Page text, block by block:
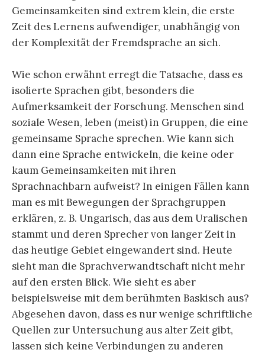
Gemeinsamkeiten sind extrem klein, die erste
Zeit des Lernens aufwendiger, unabhängig von
der Komplexität der Fremdsprache an sich.
Wie schon erwähnt erregt die Tatsache, dass es
isolierte Sprachen gibt, besonders die
Aufmerksamkeit der Forschung. Menschen sind
soziale Wesen, leben (meist) in Gruppen, die eine
gemeinsame Sprache sprechen. Wie kann sich
dann eine Sprache entwickeln, die keine oder
kaum Gemeinsamkeiten mit ihren
Sprachnachbarn aufweist? In einigen Fällen kann
man es mit Bewegungen der Sprachgruppen
erklären, z. B. Ungarisch, das aus dem Uralischen
stammt und deren Sprecher von langer Zeit in
das heutige Gebiet eingewandert sind. Heute
sieht man die Sprachverwandtschaft nicht mehr
auf den ersten Blick. Wie sieht es aber
beispielsweise mit dem berühmten Baskisch aus?
Abgesehen davon, dass es nur wenige schriftliche
Quellen zur Untersuchung aus alter Zeit gibt,
lassen sich keine Verbindungen zu anderen